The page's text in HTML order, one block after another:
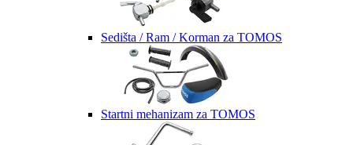
Sedišta / Ram / Korman za TOMOS
Startni mehanizam za TOMOS